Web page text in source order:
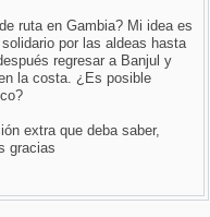
ruta en Gambia? Mi idea es
por las aldeas hasta
regresar a Banjul y
la costa. ¿Es posible
extra que deba saber,
gracias